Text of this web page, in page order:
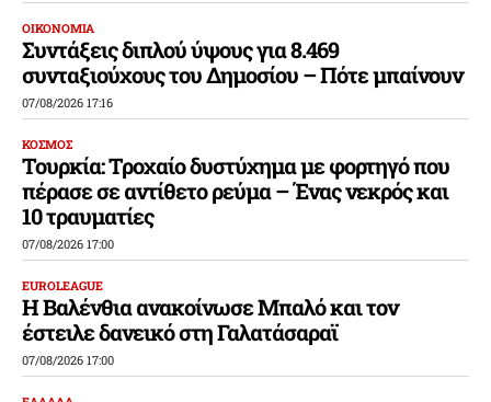
ΟΙΚΟΝΟΜΙΑ
Συντάξεις διπλού ύψους για 8.469
συνταξιούχους του Δημοσίου – Πότε μπαίνουν
07/08/2026 17:16
ΚΟΣΜΟΣ
Τουρκία: Τροχαίο δυστύχημα με φορτηγό που
πέρασε σε αντίθετο ρεύμα – Ένας νεκρός και
10 τραυματίες
07/08/2026 17:00
EUROLEAGUE
Η Βαλένθια ανακοίνωσε Μπαλό και τον
έστειλε δανεικό στη Γαλατάσαραϊ
07/08/2026 17:00